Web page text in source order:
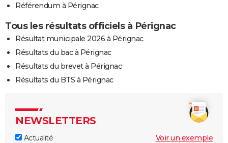
Référendum à Pérignac
Tous les résultats officiels à Pérignac
Résultat municipale 2026 à Pérignac
Résultats du bac à Pérignac
Résultats du brevet à Pérignac
Résultats du BTS à Pérignac
NEWSLETTERS
Actualité
Voir un exemple